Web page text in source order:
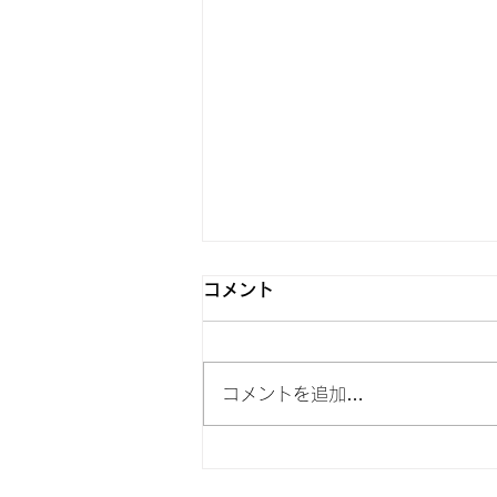
6月5日 Switch2発売
レンジャーです。 Switch2が6月
5日に発売されました。 皆さま
コメント
コメントを追加…